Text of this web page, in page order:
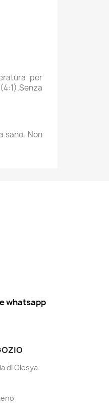
per
sano. Non
whatsapp
di Olesya